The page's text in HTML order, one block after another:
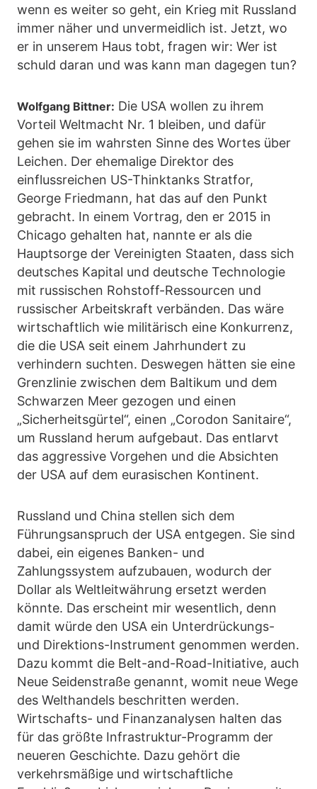
wenn es weiter so geht, ein Krieg mit Russland
immer näher und unvermeidlich ist. Jetzt, wo
er in unserem Haus tobt, fragen wir: Wer ist
schuld daran und was kann man dagegen tun?
Wolfgang Bittner: Die USA wollen zu ihrem
Vorteil Weltmacht Nr. 1 bleiben, und dafür
gehen sie im wahrsten Sinne des Wortes über
Leichen. Der ehemalige Direktor des
einflussreichen US-Thinktanks Stratfor,
George Friedmann, hat das auf den Punkt
gebracht. In einem Vortrag, den er 2015 in
Chicago gehalten hat, nannte er als die
Hauptsorge der Vereinigten Staaten, dass sich
deutsches Kapital und deutsche Technologie
mit russischen Rohstoff-Ressourcen und
russischer Arbeitskraft verbänden. Das wäre
wirtschaftlich wie militärisch eine Konkurrenz,
die die USA seit einem Jahrhundert zu
verhindern suchten. Deswegen hätten sie eine
Grenzlinie zwischen dem Baltikum und dem
Schwarzen Meer gezogen und einen
„Sicherheitsgürtel“, einen „Corodon Sanitaire“,
um Russland herum aufgebaut. Das entlarvt
das aggressive Vorgehen und die Absichten
der USA auf dem eurasischen Kontinent.
Russland und China stellen sich dem
Führungsanspruch der USA entgegen. Sie sind
dabei, ein eigenes Banken- und
Zahlungssystem aufzubauen, wodurch der
Dollar als Weltleitwährung ersetzt werden
könnte. Das erscheint mir wesentlich, denn
damit würde den USA ein Unterdrückungs-
und Direktions-Instrument genommen werden.
Dazu kommt die Belt-and-Road-Initiative, auch
Neue Seidenstraße genannt, womit neue Wege
des Welthandels beschritten werden.
Wirtschafts- und Finanzanalysen halten das
für das größte Infrastruktur-Programm der
neueren Geschichte. Dazu gehört die
verkehrsmäßige und wirtschaftliche